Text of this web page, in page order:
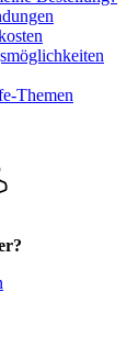
Themen